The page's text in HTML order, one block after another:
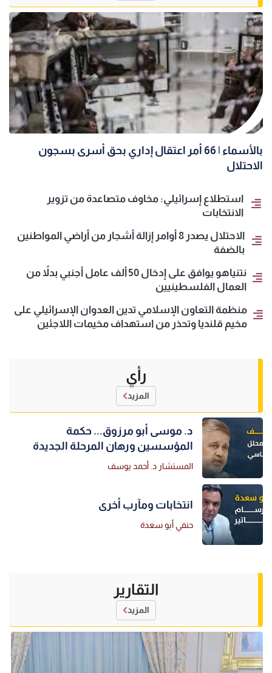
بالأسماء | 66 أمر اعتقال إداري بحق أسرى بسجون
الاحتلال
استطلاع إسرائيلي: مخاوف متصاعدة من تزوير
الانتخابات
الاحتلال يصدر 8 أوامر إزالة أشجار من أراضي المواطنين
بالضفة
نتنياهو يوافق على إدخال 50 ألف عامل أجنبي بدلاً من
العمال الفلسطينيين
منظمة التعاون الإسلامي تدين العدوان الإسرائيلي على
مخيم قلنديا وتحذر من استهداف مخيمات اللاجئين
رأي
المزيد
د. موسى أبو مرزوق... حكمة
المؤسسين ورهان المرحلة الجديدة
المستشار د. أحمد يوسف
انتخابات ومآرب أخرى
حنفي أبو سعدة
التقارير
المزيد